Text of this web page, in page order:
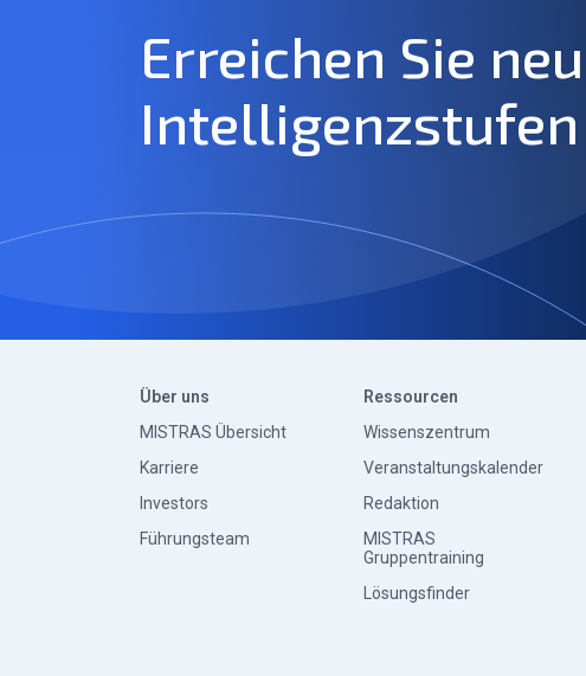
Erreichen Sie
Intelligenzstufen
Über uns
MISTRAS Übersicht
Karriere
Investors
Führungsteam
Ressourcen
Wissenszentrum
Veranstaltungskalender
Redaktion
MISTRAS
Gruppentraining
Lösungsfinder